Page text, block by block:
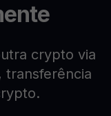
crypto via
transferência